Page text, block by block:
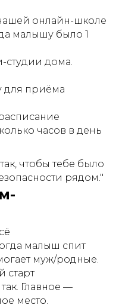
онлайн-школе
малышу было 1
дома.
для приёма
часов в день
чтобы тебе было
рядом."
малыш спит
муж/родные.
старт
Главное —
место.